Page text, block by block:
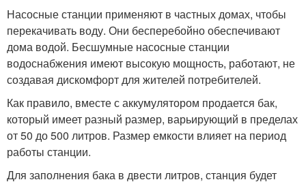
Насосные станции применяют в частных домах, чтобы
перекачивать воду. Они бесперебойно обеспечивают
дома водой. Бесшумные насосные станции
водоснабжения имеют высокую мощность, работают, не
создавая дискомфорт для жителей потребителей.
Как правило, вместе с аккумулятором продается бак,
который имеет разный размер, варьирующий в пределах
от 50 до 500 литров. Размер емкости влияет на период
работы станции.
Для заполнения бака в двести литров, станция будет